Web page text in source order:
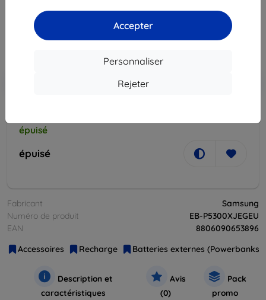
Accepter
Personnaliser
Rejeter
72,90 €
65,62 €
épuisé
épuisé
Fabricant
Samsung
Numéro de produit
EB-P5300XJEGEU
EAN
8806090653896
Accessoires
Recharge Batteries externes (Powerbanks)
Description et
caractéristiques
Avis
(0)
Pack
promo